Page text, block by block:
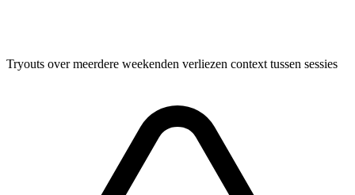
Tryouts over meerdere weekenden verliezen context tussen sessies